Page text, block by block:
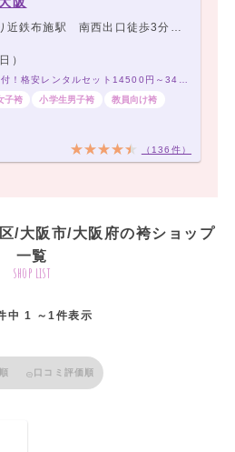
3分 アーケード商店街角から2店目 当店前に駐車スペース有り
）
早朝6時よりヘアメイク、着付！格安レンタルセット14500円～34500円！200種類以上～！
子袴 小学生男子袴 教員向け袴
（136件）
/大阪市/大阪府の袴ショップ
一覧
shop list
中 1 ～1件表示
口コミ評価順